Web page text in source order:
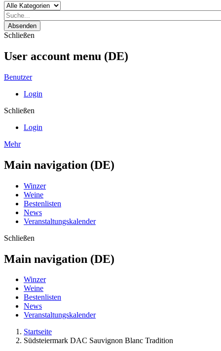
Absenden
Schließen
User account menu (DE)
Benutzer
Login
Schließen
Login
Mehr
Main navigation (DE)
Winzer
Weine
Bestenlisten
News
Veranstaltungskalender
Schließen
Main navigation (DE)
Winzer
Weine
Bestenlisten
News
Veranstaltungskalender
Startseite
Südsteiermark DAC Sauvignon Blanc Tradition